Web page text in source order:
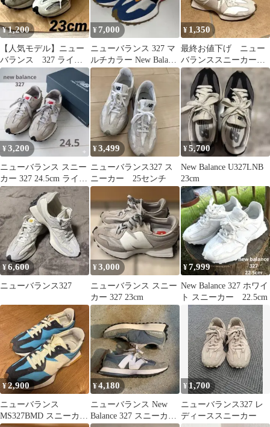
¥1,200
【人気モデル】ニュー
バランス 327 ライト
グレー スニーカー
¥ 7,000
ニューバランス 327 マ
ルチカラー New Balance
327 26cm
¥ 1,350
最終お値下げ ニュー
バランススニーカー
ホワイト／ライトベー
ジュ327
¥3,200
ニューバランス スニー
カー 327 24.5cm ライト
グレー系 レディース
¥3,499
ニューバランス327 ス
ニーカー 25センチ
¥5,700
New Balance U327LNB
23cm
¥6,600
ニューバランス327
¥3,000
ニューバランス スニー
カー 327 23cm
¥7,999
New Balance 327 ホワイ
ト スニーカー 22.5cm
¥2,900
ニューバランス
MS327BMD スニーカー
¥4,180
ニューバランス New
Balance 327 スニーカー
¥1,700
ニューバランス327 レ
ディーススニーカー